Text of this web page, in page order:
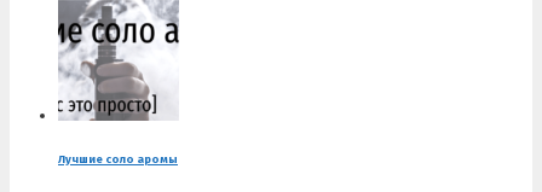
Лучшие соло аромы